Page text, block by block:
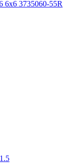
6x6 3735060-55R